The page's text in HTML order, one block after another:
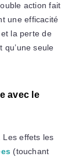
action fait
une efficacité
la perte de
seule
avec le
Les effets les
(touchant